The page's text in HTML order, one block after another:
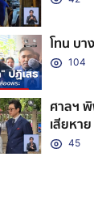
โทน บา
104
ศาลฯ พิ
เสียหาย
45